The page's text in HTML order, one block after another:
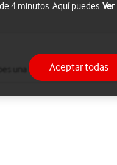
una llamada.
4 minutos. Aquí puedes Ver
Aceptar todas